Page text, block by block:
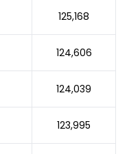
125,168
124,606
124,039
123,995